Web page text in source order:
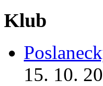
Klub
15. 10.